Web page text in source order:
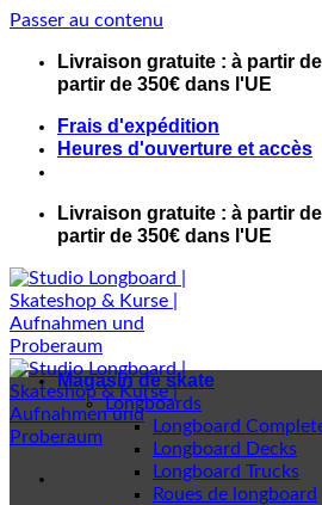
Passer au contenu
Livraison gratuite : à partir
partir de 350€ dans l'UE
Frais d'expédition
Heures d'ouverture et accès
Livraison gratuite : à partir
partir de 350€ dans l'UE
Magasin de skate
Longboards
Longboard
Longboard Decks
Longboard Trucks
Roues de longboard